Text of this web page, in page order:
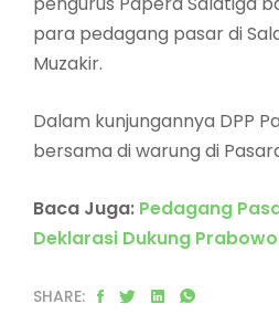
para pedagang pasar di
Muzakir.
Dalam kunjungannya DPP
bersama di warung di
Baca Juga: Pedagang
Deklarasi Dukung
SHARE: